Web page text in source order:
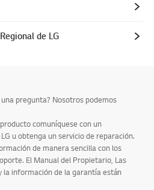
de LG
pregunta? Nosotros podemos
comuníquese con un
u obtenga un servicio de reparación.
de manera sencilla con los
El Manual del Propietario, Las
información de la garantía están